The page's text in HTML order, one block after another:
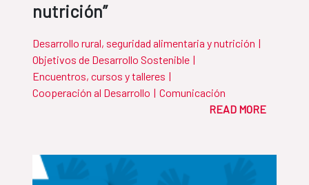
nutrición”
Desarrollo rural, seguridad alimentaria y nutrición |
Objetivos de Desarrollo Sostenible |
Encuentros, cursos y talleres |
Cooperación al Desarrollo | Comunicación
READ MORE